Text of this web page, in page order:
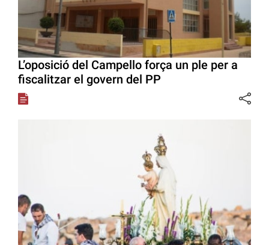
L’oposició del Campello força un ple per a
fiscalitzar el govern del PP